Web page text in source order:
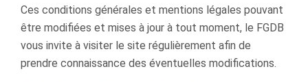
Ces conditions générales et mentions légales pouvant
être modiﬁées et mises à jour à tout moment, le FGDB
vous invite à visiter le site régulièrement aﬁn de
prendre connaissance des éventuelles modiﬁcations.